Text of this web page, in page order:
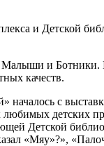
и Детской
и
качеств.
началось с
детских
Детской
«Мяу»?»,